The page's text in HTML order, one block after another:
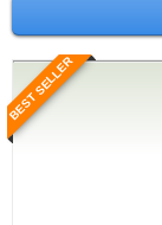
BEST SELLER